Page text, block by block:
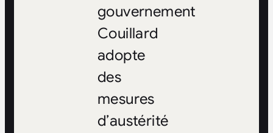
gouvernement
Couillard
adopte
des
mesures
d’austérité